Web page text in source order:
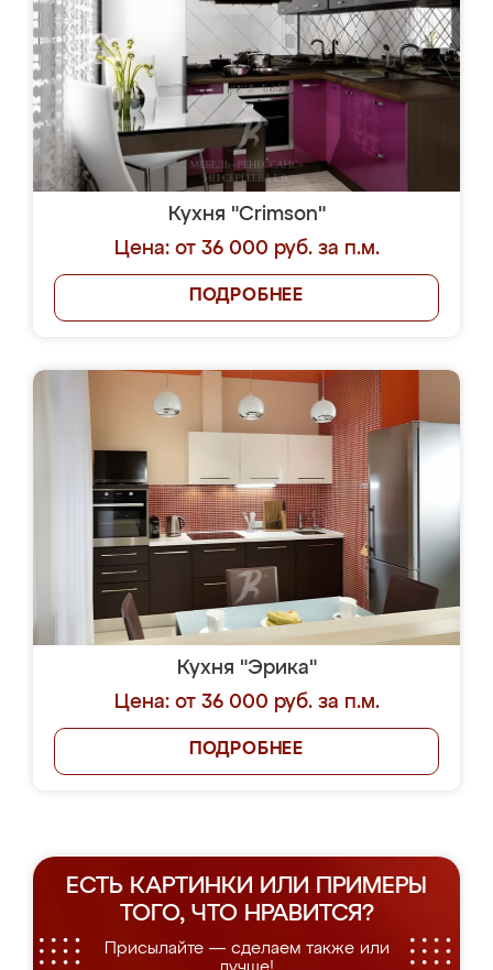
Кухня "Crimson"
Цена: от 36 000 руб. за п.м.
ПОДРОБНЕЕ
Кухня "Эрика"
Цена: от 36 000 руб. за п.м.
ПОДРОБНЕЕ
ЕСТЬ КАРТИНКИ ИЛИ ПРИМЕРЫ
ТОГО, ЧТО НРАВИТСЯ?
Присылайте — сделаем также или